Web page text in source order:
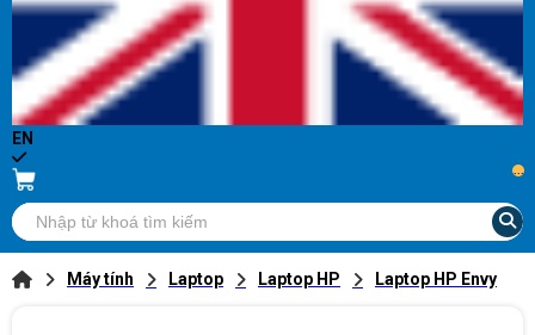
EN
...
Máy tính Laptop Laptop HP Laptop HP Envy